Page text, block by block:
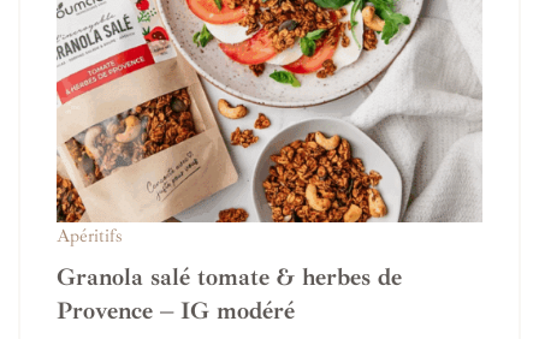
Apéritifs
Granola salé tomate & herbes de
Provence – IG modéré